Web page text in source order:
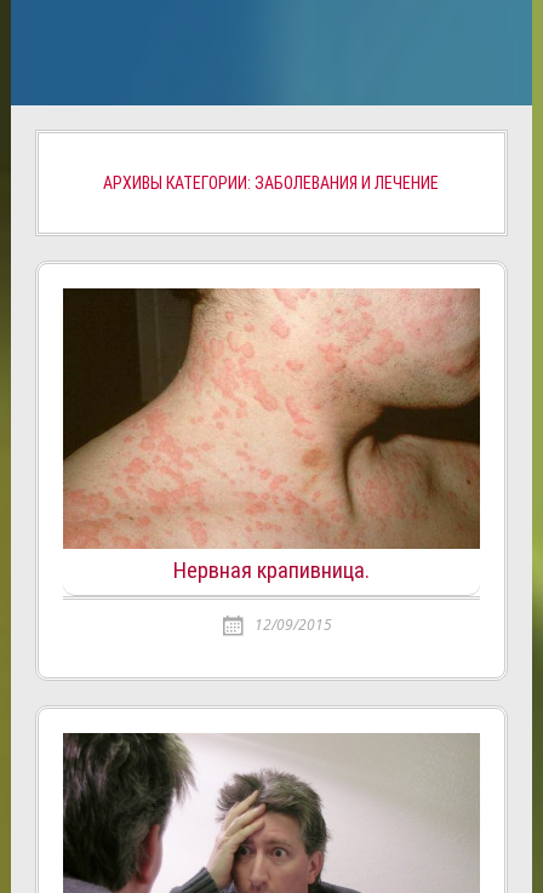
АРХИВЫ КАТЕГОРИИ: ЗАБОЛЕВАНИЯ И ЛЕЧЕНИЕ
Нервная крапивница.
12/09/2015